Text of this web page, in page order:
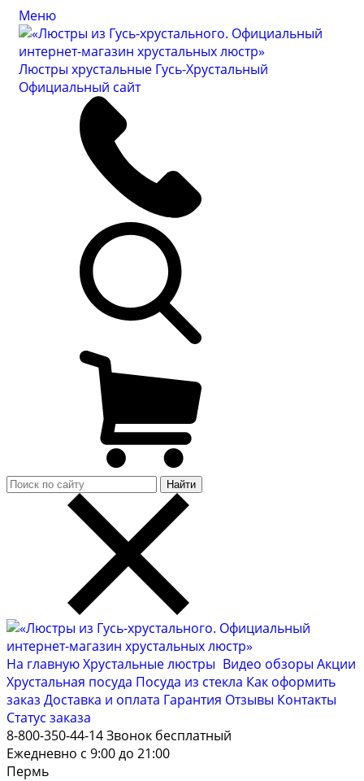
Меню
Люстры хрустальные Гусь-Хрустальный
Официальный сайт
Найти
На главнуюХрустальные люстры Видео обзоры Акции
Хрустальная посуда Посуда из стекла Как оформить
заказ Доставка и оплата Гарантия Отзывы Контакты
Cтатус заказа
8-800-350-44-14Звонок бесплатный
Ежедневно с 9:00 до 21:00
Пермь